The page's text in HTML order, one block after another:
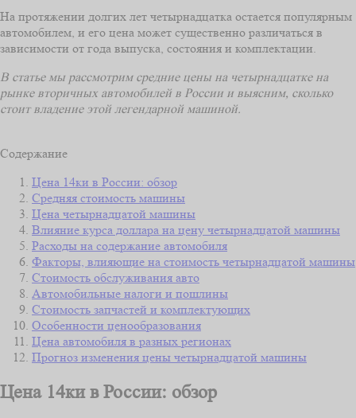
На протяжении долгих лет четырнадцатка остается популярным
автомобилем, и его цена может существенно различаться в
зависимости от года выпуска, состояния и комплектации.
В статье мы рассмотрим средние цены на четырнадцатке на
рынке вторичных автомобилей в России и выясним, сколько
стоит владение этой легендарной машиной.
Содержание
Цена 14ки в России: обзор
Средняя стоимость машины
Цена четырнадцатой машины
Влияние курса доллара на цену четырнадцатой машины
Расходы на содержание автомобиля
Факторы, влияющие на стоимость четырнадцатой машины
Стоимость обслуживания авто
Автомобильные налоги и пошлины
Стоимость запчастей и комплектующих
Особенности ценообразования
Цена автомобиля в разных регионах
Прогноз изменения цены четырнадцатой машины
Цена 14ки в России: обзор